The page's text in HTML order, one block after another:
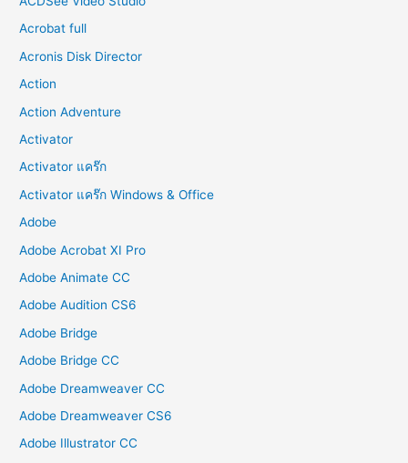
Acrobat full
Acronis Disk Director
Action
Action Adventure
Activator
Activator แคร๊ก
Activator แคร๊ก Windows & Office
Adobe
Adobe Acrobat XI Pro
Adobe Animate CC
Adobe Audition CS6
Adobe Bridge
Adobe Bridge CC
Adobe Dreamweaver CC
Adobe Dreamweaver CS6
Adobe Illustrator CC